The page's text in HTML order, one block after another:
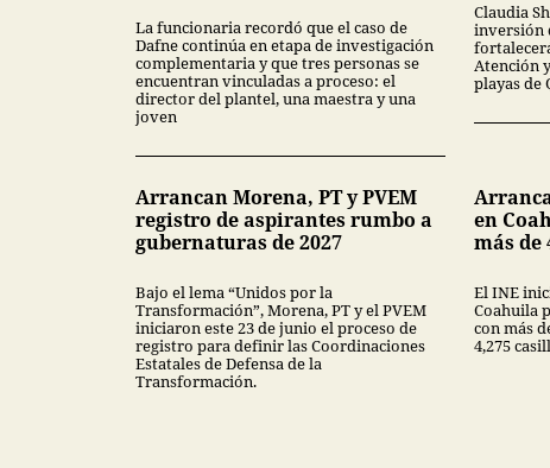
La funcionaria recordó que el caso de
Dafne continúa en etapa de investigación
complementaria y que tres personas se
encuentran vinculadas a proceso: el
director del plantel, una maestra y una
joven
Claudia
inversión
Atención
playas de
Arrancan Morena, PT y PVEM
registro de aspirantes rumbo a
gubernaturas de 2027
Bajo el lema “Unidos por la
Transformación”, Morena, PT y el PVEM
iniciaron este 23 de junio el proceso de
registro para definir las Coordinaciones
Estatales de Defensa de la
Transformación.
en
más
El INE
Coahuila
con más
4,275